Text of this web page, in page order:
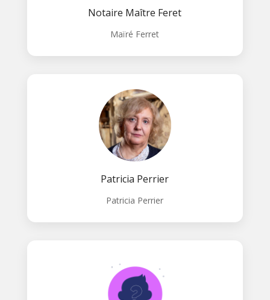
Notaire Maître Feret
Maïré Ferret
Patricia Perrier
Patricia Perrier